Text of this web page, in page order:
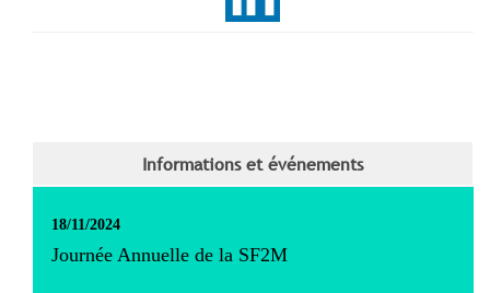
Informations et événements
18/11/2024
Journée Annuelle de la SF2M